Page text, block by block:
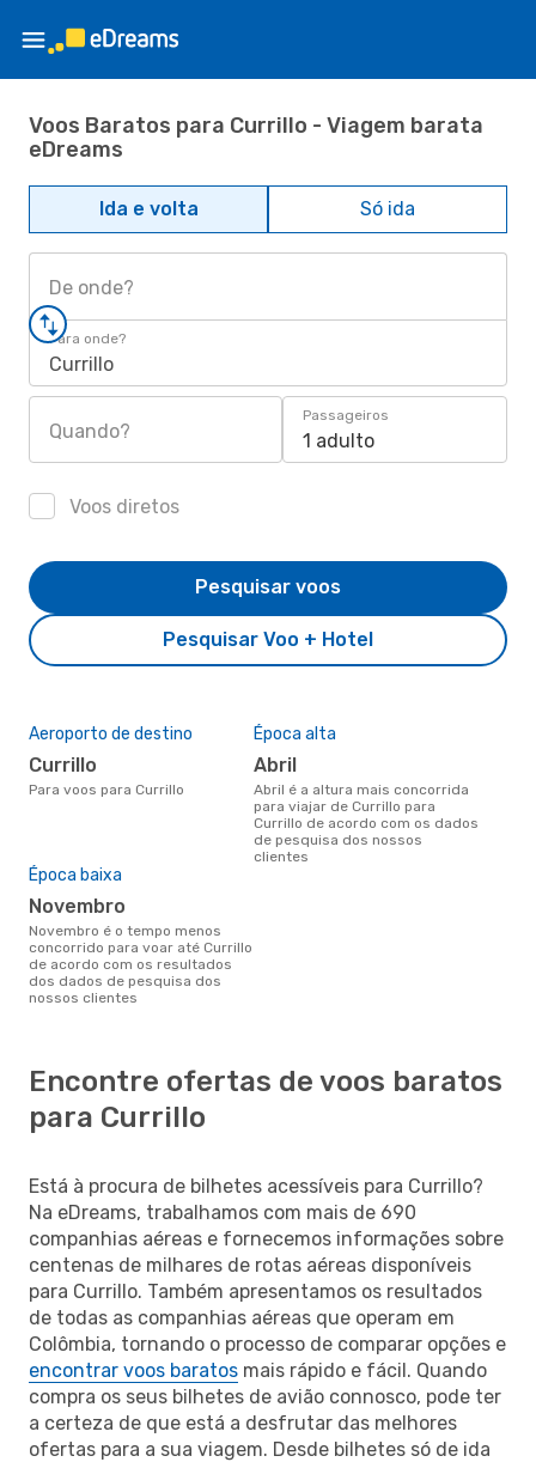
Voos Baratos para Currillo - Viagem barata
eDreams
Ida e volta Só ida
De onde?
Para onde?
Currillo
Quando?
Passageiros
1 adulto
Voos diretos
Pesquisar Voo + Hotel
Pesquisar voos
Aeroporto de destino
Currillo
Para voos para Currillo
Época alta
abril
abril é a altura mais concorrida
para viajar de Currillo para
Currillo de acordo com os dados
de pesquisa dos nossos
clientes
Época baixa
novembro
novembro é o tempo menos
concorrido para voar até Currillo
de acordo com os resultados
dos dados de pesquisa dos
nossos clientes
Encontre ofertas de voos baratos
para Currillo
Está à procura de bilhetes acessíveis para Currillo?
Na eDreams, trabalhamos com mais de 690
companhias aéreas e fornecemos informações sobre
centenas de milhares de rotas aéreas disponíveis
para Currillo. Também apresentamos os resultados
de todas as companhias aéreas que operam em
Colômbia, tornando o processo de comparar opções e
encontrar voos baratos mais rápido e fácil. Quando
compra os seus bilhetes de avião connosco, pode ter
a certeza de que está a desfrutar das melhores
ofertas para a sua viagem. Desde bilhetes só de ida